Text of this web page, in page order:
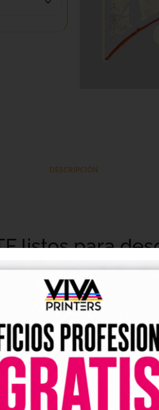
DESCRIPCIÓN
listos para
, creados para talleres de
y sencilla.
digitales preparados para
de impresión DTF o UV DTF.
camisetas, sudaderas, tote